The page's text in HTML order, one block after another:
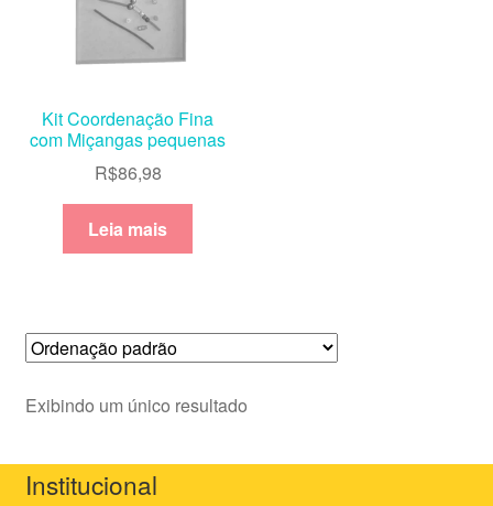
Kit Coordenação Fina
com Miçangas pequenas
R$86,98
Leia mais
Exibindo um único resultado
Institucional